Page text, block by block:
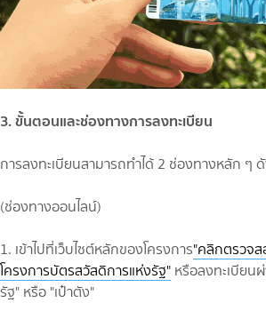
3. ขั้นตอนและช่องทางการลงทะเบียน
การลงทะเบียนสามารถทำได้ 2 ช่องทางหลัก ๆ
(ช่องทางออนไลน์)
1. เข้าไปที่เว็บไซต์หลักของโครงการ"คลิกตรวจส
โครงการบัตรสวัสดิการแห่งรัฐ" หรือลงทะเบียน
รัฐ" หรือ "เป๋าตัง"